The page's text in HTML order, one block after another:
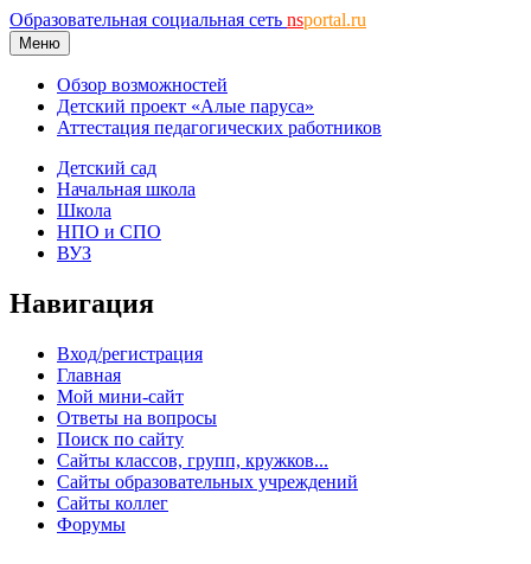
Образовательная социальная сеть nsportal.ru
Меню
Обзор возможностей
Детский проект «Алые паруса»
Аттестация педагогических работников
Детский сад
Начальная школа
Школа
НПО и СПО
ВУЗ
Навигация
Вход/регистрация
Главная
Мой мини-сайт
Ответы на вопросы
Поиск по сайту
Сайты классов, групп, кружков...
Сайты образовательных учреждений
Сайты коллег
Форумы